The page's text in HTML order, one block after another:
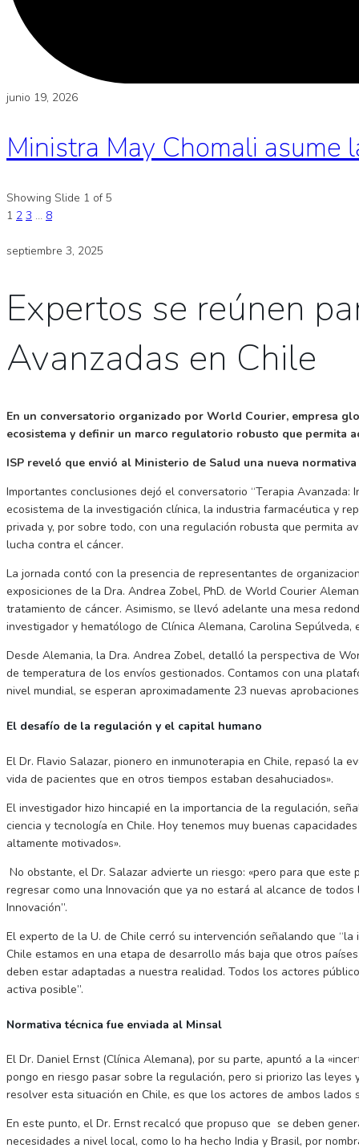
junio 19, 2026
Ministra May Chomali asume
Showing Slide 1 of 5
1 2 3 … 8
septiembre 3, 2025
Expertos se reúnen
Avanzadas en Chile
En un conversatorio organizado por World Courier, empresa
ecosistema y definir un marco regulatorio robusto que permita
ISP reveló que envió al Ministerio de Salud una nueva
Importantes conclusiones dejó el conversatorio “Terapia
ecosistema de la investigación clínica, la industria farmacéutica y
privada y, por sobre todo, con una regulación robusta que permita
lucha contra el cáncer.
La jornada contó con la presencia de representantes de
exposiciones de la Dra. Andrea Zobel, PhD. de World Courier
tratamiento de cáncer. Asimismo, se llevó adelante una mesa
investigador y hematólogo de Clínica Alemana, Carolina
Desde Alemania, la Dra. Andrea Zobel, detalló la perspectiva de
de temperatura de los envíos gestionados. Contamos con una
nivel mundial, se esperan aproximadamente 23 nuevas
El desafío de la regulación y el capital humano
El Dr. Flavio Salazar, pionero en inmunoterapia en Chile, repasó la
vida de pacientes que en otros tiempos estaban desahuciados».
El investigador hizo hincapié en la importancia de la regulación,
ciencia y tecnología en Chile. Hoy tenemos muy buenas
altamente motivados».
No obstante, el Dr. Salazar advierte un riesgo: «pero para que
regresar como una Innovación que ya no estará al alcance de
Innovación”.
El experto de la U. de Chile cerró su intervención señalando que
Chile estamos en una etapa de desarrollo más baja que otros
deben estar adaptadas a nuestra realidad. Todos los actores
activa posible”.
Normativa técnica fue enviada al Minsal
El Dr. Daniel Ernst (Clínica Alemana), por su parte, apuntó a la
pongo en riesgo pasar sobre la regulación, pero si priorizo las
resolver esta situación en Chile, es que los actores de ambos lados
En este punto, el Dr. Ernst recalcó que propuso que se deben
necesidades a nivel local, como lo ha hecho India y Brasil, por